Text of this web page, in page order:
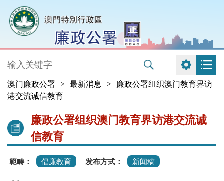
澳门廉政公署 > 最新消息 > 廉政公署组织澳门教育界访
港交流诚信教育
廉政公署组织澳门教育界访港交流诚
信教育
範畴： 倡廉教育 发布方式： 新闻稿